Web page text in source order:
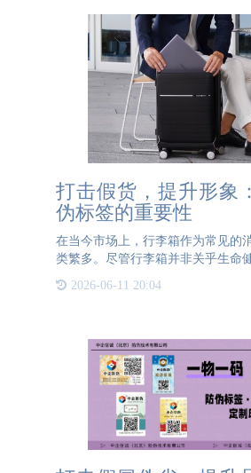
打击假货，提升形象
伪标签的重要性
在当今市场上，行李箱作为常见的
类繁多。尽管行李箱并非关乎生命
但高端行李箱的价格往往高达数千
花费高额资金购买的行李箱若是假
2026-06-11 20:04